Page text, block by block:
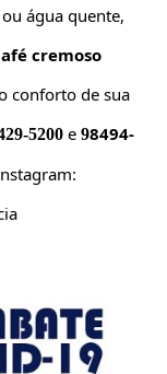
água quente,
cremoso
conforto de sua
5200 e 98494-